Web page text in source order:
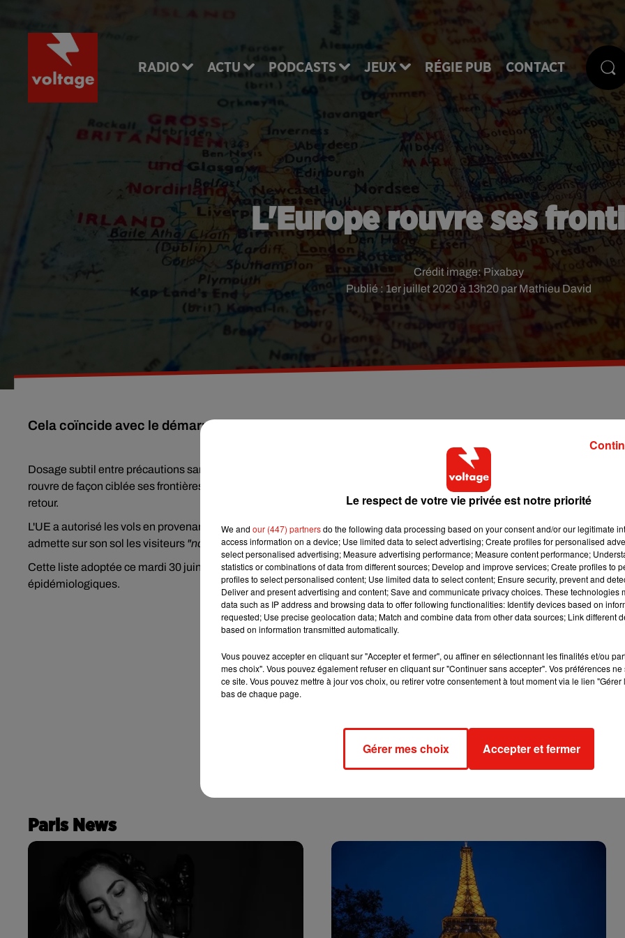
RADIO ACTU PODCASTS JEUX RÉGIE PUB CONTACT
L'Europe rouvre ses
Publié : 1er juillet 2020 à 13h20 par Mathieu David
Crédit image: Pixabay
Cela coïncide avec le démarrage de la saison estivale.
Dosage subtil entre précautions sanitaires liées au nouveau coronavirus et nécessité économique: l'Union européenne
rouvre de façon ciblée ses frontières en plein démarrage de la saison estivale, comme en Grèce où les charters sont de
retour.
L'UE a autorisé les vols en provenance de 14 pays de tous les continents, plus ceux de Chine, à la seule condition qu'elle
admette sur son sol les visiteurs "non essentiels"venant de l'Union européenne, ce qui n'est actuellement pas le cas.
Cette liste adoptée ce mardi 30 juin et révisable dans deux semaines est fondée"en particulier"sur des critères
épidémiologiques.
Paris News
Le respect de votre vie privée est notre priorité
We and our (447) partnersdo the following data processing based on your consent and/or our legitimate
access information on a device; Use limited data to select advertising; Create profiles for personalised
select personalised advertising; Measure advertising performance; Measure content performance;
statistics or combinations of data from different sources; Develop and improve services; Create profiles to
profiles to select personalised content; Use limited data to select content; Ensure security, prevent and
Deliver and present advertising and content; Save and communicate privacy choices. These technologies
data such as IP address and browsing data to offer following functionalities: Identify devices based on
requested; Use precise geolocation data; Match and combine data from other data sources; Link different
based on information transmitted automatically.
Vous pouvez accepter en cliquant sur "Accepter et fermer", ou affiner en sélectionnant les finalités et/ou
mes choix". Vous pouvez également refuser en cliquant sur "Continuer sans accepter". Vos préférences
ce site. Vous pouvez mettre à jour vos choix, ou retirer votre consentement à tout moment via le lien
bas de chaque page.
Gérer mes choix Accepter et fermer